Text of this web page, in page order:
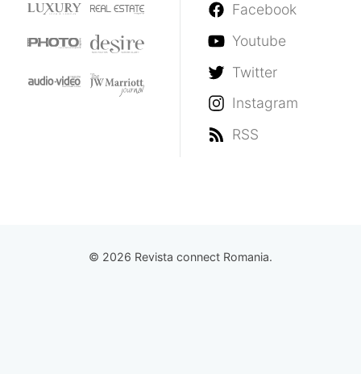
Facebook
Youtube
Twitter
Instagram
RSS
© 2026 Revista connect Romania.